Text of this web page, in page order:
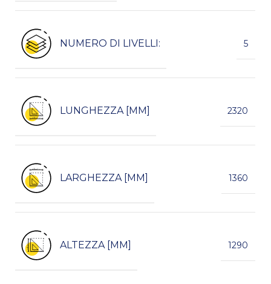
NUMERO DI LIVELLI: 5
LUNGHEZZA [MM] 2320
LARGHEZZA [MM] 1360
ALTEZZA [MM] 1290